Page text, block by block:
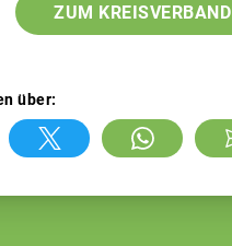
ZUM KREISVERBAND
über: